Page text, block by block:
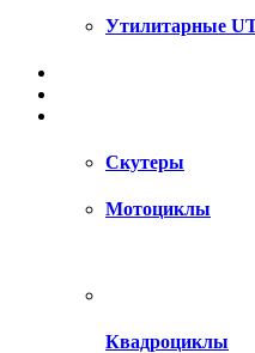
Утилитарные
Скутеры
Мотоциклы
Квадроциклы